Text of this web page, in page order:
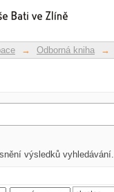
→ Odborná kniha →
výsledků vyhledávání.